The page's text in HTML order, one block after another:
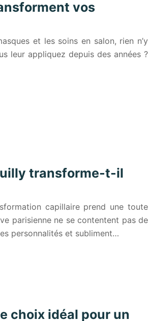
vos
et les soins en salon, rien n’y
leur appliquez depuis des années ?
transforme-t-il
capillaire prend une toute
parisienne ne se contentent pas de
personnalités et subliment…
choix idéal pour un